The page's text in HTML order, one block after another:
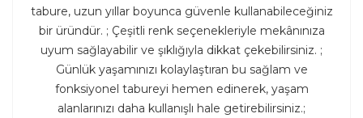
tabure, uzun yıllar boyunca güvenle kullanabileceğiniz
bir üründür. ; Çeşitli renk seçenekleriyle mekânınıza
uyum sağlayabilir ve şıklığıyla dikkat çekebilirsiniz. ;
Günlük yaşamınızı kolaylaştıran bu sağlam ve
fonksiyonel tabureyi hemen edinerek, yaşam
alanlarınızı daha kullanışlı hale getirebilirsiniz.;